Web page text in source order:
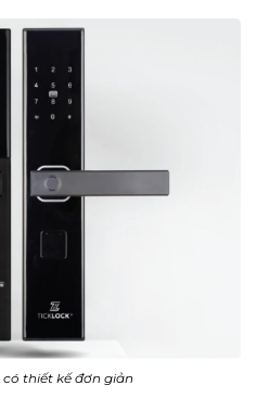
có thiết kế đơn giản